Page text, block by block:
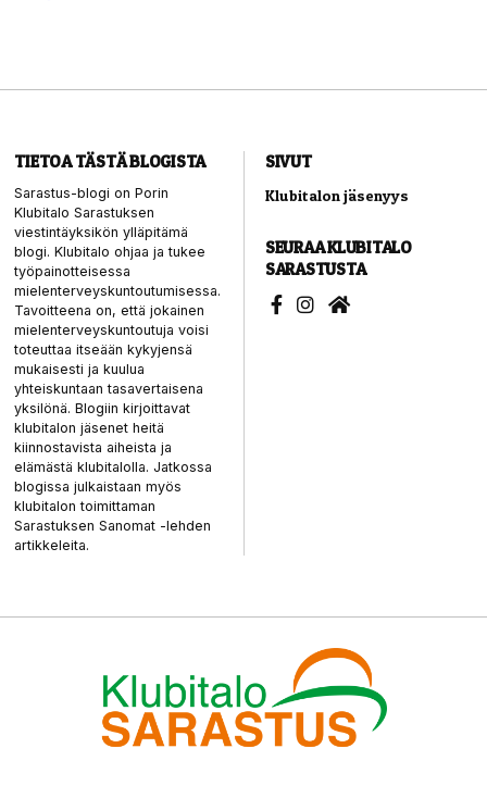
TIETOA TÄSTÄ BLOGISTA
Sarastus-blogi on Porin
Klubitalo Sarastuksen
viestintäyksikön ylläpitämä
blogi. Klubitalo ohjaa ja tukee
työpainotteisessa
mielenterveyskuntoutumisessa.
Tavoitteena on, että jokainen
mielenterveyskuntoutuja voisi
toteuttaa itseään kykyjensä
mukaisesti ja kuulua
yhteiskuntaan tasavertaisena
yksilönä. Blogiin kirjoittavat
klubitalon jäsenet heitä
kiinnostavista aiheista ja
elämästä klubitalolla. Jatkossa
blogissa julkaistaan myös
klubitalon toimittaman
Sarastuksen Sanomat -lehden
artikkeleita.
SIVUT
Klubitalon jäsenyys
SEURAA KLUBITALO
SARASTUSTA